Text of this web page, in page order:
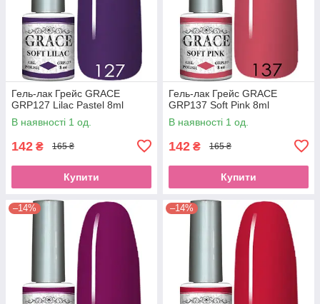
Гель-лак Грейс GRACE
GRP127 Lilac Pastel 8ml
В наявності 1 од.
142 ₴ 165 ₴
Купити
Гель-лак Грейс GRACE
GRP137 Soft Pink 8ml
В наявності 1 од.
142 ₴ 165 ₴
Купити
–14% –14%